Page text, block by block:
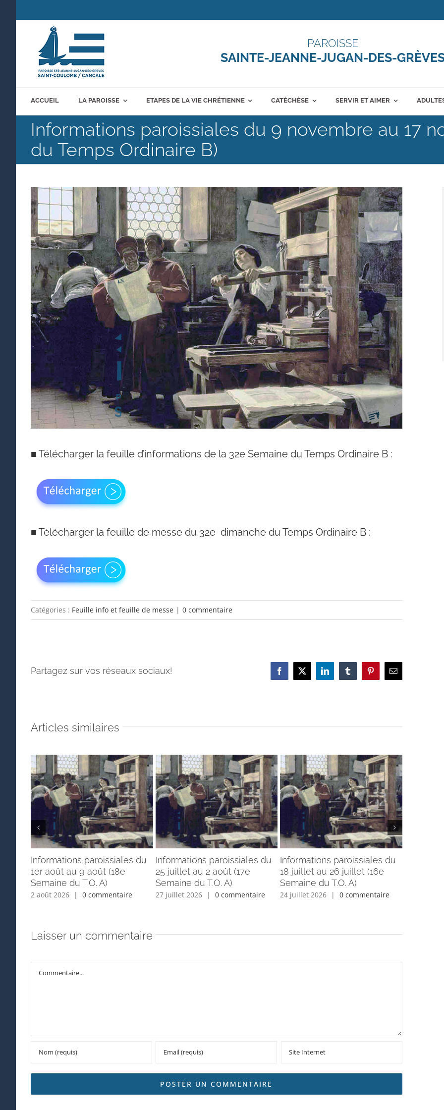
PAROISSE
SAINTE-JEANNE-JUGAN-DES-
ACCUEIL LA PAROISSE ETAPES DE LA VIE CHRÉTIENNE CATÉCHÈSE SERVIR ET AIMER
Informations paroissiales du 9 novembre au 17
du Temps Ordinaire B)
Voir
l'image
agrandie
■ Télécharger la feuille d’informations de la 32e Semaine du Temps Ordinaire B :
■ Télécharger la feuille de messe du 32e dimanche du Temps Ordinaire B :
Catégories : Feuille info et feuille de messe | 0 commentaire
Partagez sur vos réseaux sociaux! Facebook
X LinkedInTumblrPinterestEmail
Articles similaires
Informations paroissiales du
1er août au 9 août (18e
Semaine du T.O. A)
2 août 2026 | 0 commentaire
Informations paroissiales du
25 juillet au 2 août (17e
Semaine du T.O. A)
27 juillet 2026 | 0 commentaire
Informations paroissiales du
18 juillet au 26 juillet (16e
Semaine du T.O. A)
24 juillet 2026 | 0 commentaire
Laisser un commentaire
Commentaire